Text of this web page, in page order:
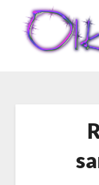
content